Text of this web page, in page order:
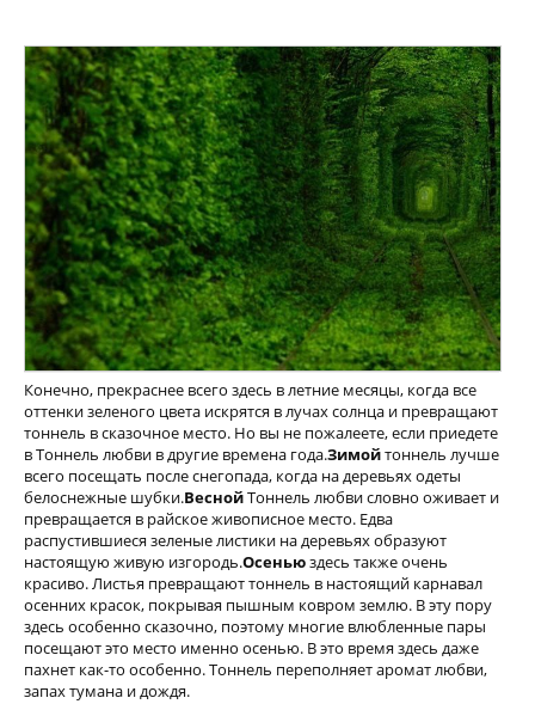
Конечно, прекраснее всего здесь в летние месяцы, когда все
оттенки зеленого цвета искрятся в лучах солнца и превращают
тоннель в сказочное место. Но вы не пожалеете, если приедете
в Тоннель любви в другие времена года.Зимойтоннель лучше
всего посещать после снегопада, когда на деревьях одеты
белоснежные шубки.ВеснойТоннель любви словно оживает и
превращается в райское живописное место. Едва
распустившиеся зеленые листики на деревьях образуют
настоящую живую изгородь.Осеньюздесь также очень
красиво. Листья превращают тоннель в настоящий карнавал
осенних красок, покрывая пышным ковром землю. В эту пору
здесь особенно сказочно, поэтому многие влюбленные пары
посещают это место именно осенью. В это время здесь даже
пахнет как-то особенно. Тоннель переполняет аромат любви,
запах тумана и дождя.